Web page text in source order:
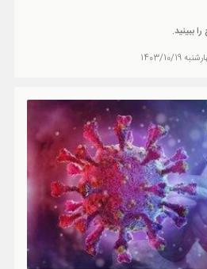
ببینید.
1403/10/19